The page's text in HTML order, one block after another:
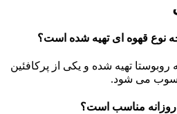
نوع قهوه ای تهیه شده است؟
درصد دانه روبوستا تهیه شده و یکی از پرکافئین
می شود.
مناسب است؟